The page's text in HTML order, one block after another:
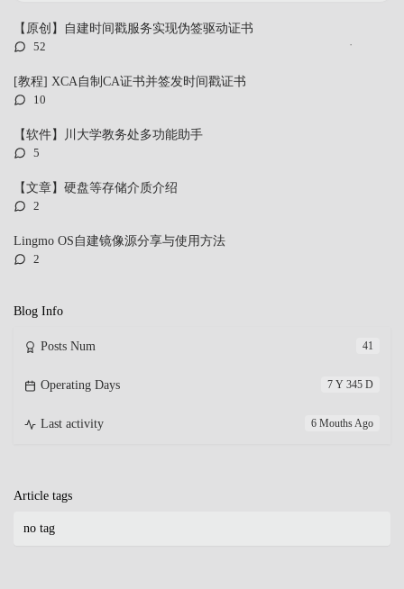
p
a
r
c
s
【原创】自建时间戳服务实现伪签驱动证书
评
数：
52
[教程] XCA自制CA证书并签发时间戳证书
评
数：
10
【软件】川大学教务处多功能助手
评
数：
5
【文章】硬盘等存储介质介绍
评
数：
2
Lingmo OS自建镜像源分享与使用方法
评
2
Blog Info
41
Posts Num
7 Y 345 D
Operating Days
6 Mouths Ago
Last activity
Article tags
no tag